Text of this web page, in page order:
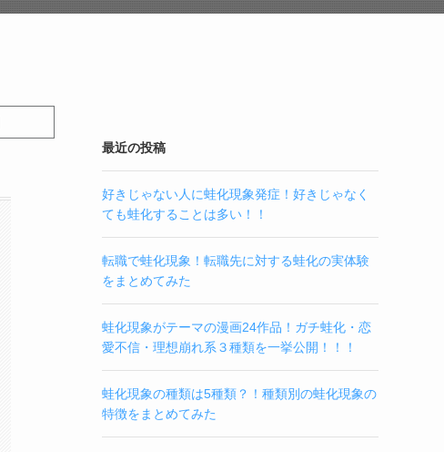
最近の投稿
好きじゃない人に蛙化現象発症！好きじゃなく
ても蛙化することは多い！！
転職で蛙化現象！転職先に対する蛙化の実体験
をまとめてみた
蛙化現象がテーマの漫画24作品！ガチ蛙化・恋
愛不信・理想崩れ系３種類を一挙公開！！！
蛙化現象の種類は5種類？！種類別の蛙化現象の
特徴をまとめてみた